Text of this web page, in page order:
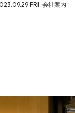
FRI 会社案内